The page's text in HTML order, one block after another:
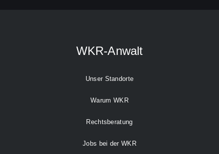
WKR-Anwalt
Unser Standorte
Warum WKR
Rechtsberatung
Jobs bei der WKR